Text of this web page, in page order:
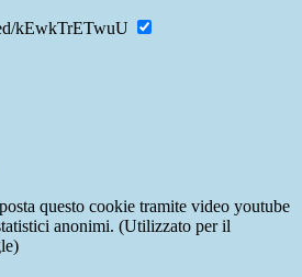
kEwkTrETwuU
questo cookie tramite video youtube
anonimi. (Utilizzato per il